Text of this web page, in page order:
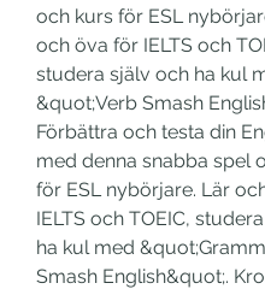
och kurs för ESL
och öva för IELTS och
studera själv och ha kul
&quot;Verb Smash
Förbättra och testa din
med denna snabba spel
för ESL nybörjare. Lär
IELTS och TOEIC,
ha kul med
Smash English&quot;.